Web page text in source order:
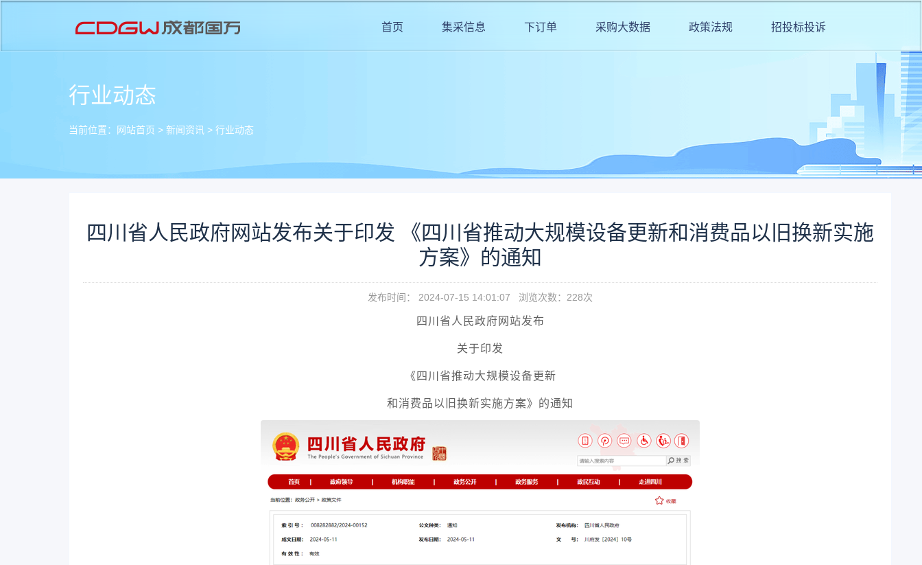
首页 集采信息 下订单 采购大数据 政策法规 招投标投诉
行业动态
当前位置： 网站首页 > 新闻资讯 > 行业动态
四川省人民政府网站发布关于印发 《四川省推动大规模设备更新和消费品以旧换新实施
方案》的通知
发布时间： 2024-07-15 14:01:07 浏览次数： 228次
四川省人民政府网站发布
关于印发
《四川省推动大规模设备更新
和消费品以旧换新实施方案》的通知